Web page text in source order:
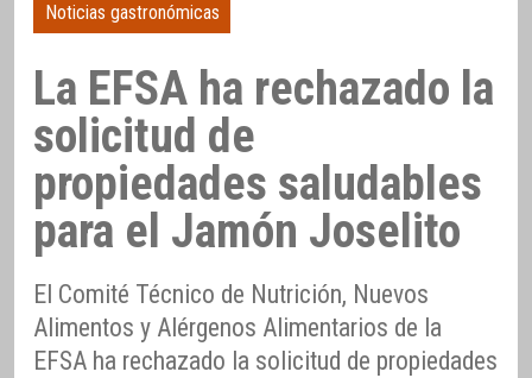
Noticias gastronómicas
La EFSA ha rechazado la
solicitud de
propiedades saludables
para el Jamón Joselito
El Comité Técnico de Nutrición, Nuevos
Alimentos y Alérgenos Alimentarios de la
EFSA ha rechazado la solicitud de propiedades